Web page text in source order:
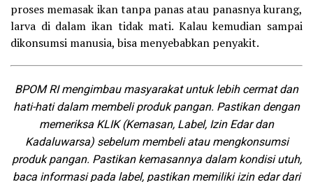
proses memasak ikan tanpa panas atau panasnya kurang,
larva di dalam ikan tidak mati. Kalau kemudian sampai
dikonsumsi manusia, bisa menyebabkan penyakit.
BPOM RI mengimbau masyarakat untuk lebih cermat dan
hati-hati dalam membeli produk pangan. Pastikan dengan
memeriksa KLIK (Kemasan, Label, Izin Edar dan
Kadaluwarsa) sebelum membeli atau mengkonsumsi
produk pangan. Pastikan kemasannya dalam kondisi utuh,
baca informasi pada label, pastikan memiliki izin edar dari